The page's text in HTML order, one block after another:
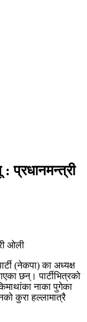
: प्रधानमन्त्री
(नेकपा) का अध्यक्ष
छन्। पार्टीभित्रको
नाका पुगेका
कुरा हल्लामात्रै